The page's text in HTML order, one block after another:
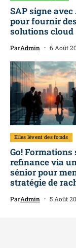
SAP signe
pour fournir des
solutions cloud
ParAdmin 6 Août
Elles lèvent des fonds
Go! Formations
refinance via
sénior pour
stratégie de
ParAdmin 5 Août